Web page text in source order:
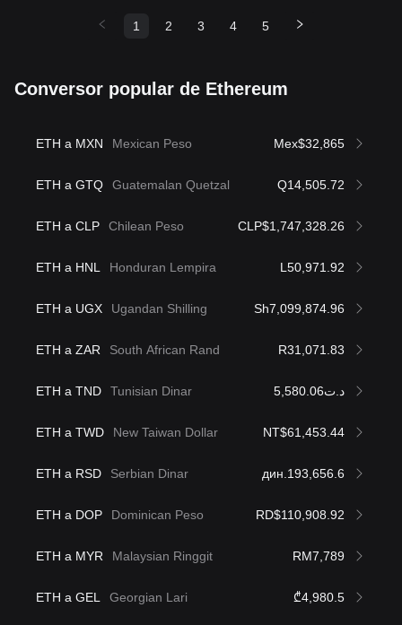
1 2 3 4 5
Conversor popular de Ethereum
ETH a MXN Mexican Peso Mex$32,865
ETH a GTQ Guatemalan Quetzal Q14,505.72
ETH a CLP Chilean Peso CLP$1,747,328.26
ETH a HNL Honduran Lempira L50,971.92
ETH a UGX Ugandan Shilling Sh7,099,874.96
ETH a ZAR South African Rand R31,071.83
ETH a TND Tunisian Dinar د.ت5,580.06
ETH a TWD New Taiwan Dollar NT$61,453.44
ETH a RSD Serbian Dinar дин.193,656.6
ETH a DOP Dominican Peso RD$110,908.92
ETH a MYR Malaysian Ringgit RM7,789
ETH a GEL Georgian Lari ₾4,980.5